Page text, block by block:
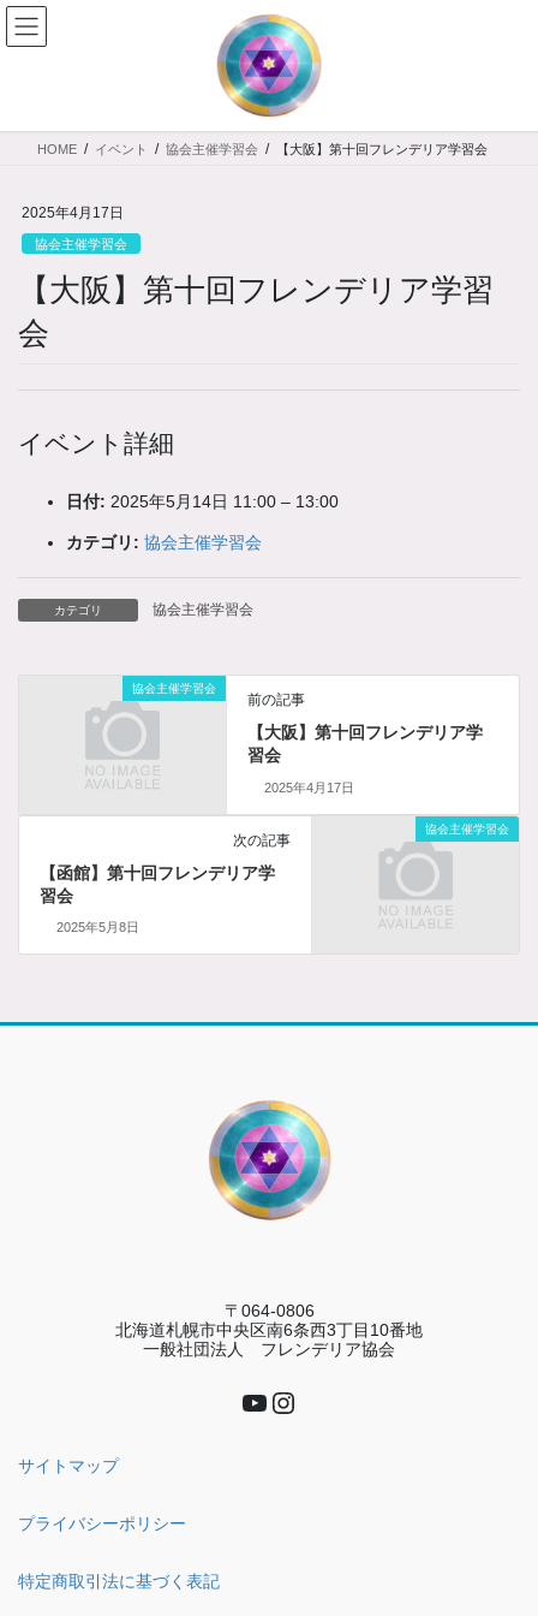
コ
ン
へ
ナ
ビ
ョ
HOME イベント 協会主催学習会 【大阪】第十回フレンデリア学習会
2025年4月17日
協会主催学習会
【大阪】第十回フレンデリア学習
会
イベント詳細
日付: 2025年5月14日 11:00 – 13:00
カテゴリ: 協会主催学習会
カテゴリ 協会主催学習会
協会主催学習会
前の記事
【大阪】第十回フレンデリア学
習会
2025年4月17日
協会主催学習会
次の記事
【函館】第十回フレンデリア学
習会
2025年5月8日
〒064-0806
北海道札幌市中央区南6条西3丁目10番地
一般社団法人 フレンデリア協会
YouTube
Instagram
サイトマップ
プライバシーポリシー
特定商取引法に基づく表記